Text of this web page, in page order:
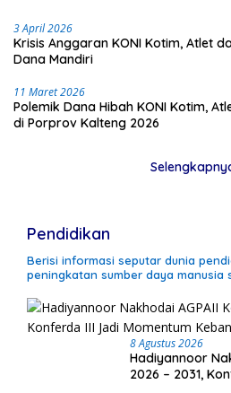
3 April 2026
Krisis Anggaran KONI Kotim, Atlet
Dana Mandiri
11 Maret 2026
Polemik Dana Hibah KONI Kotim,
di Porprov Kalteng 2026
Pendidikan
Berisi informasi seputar dunia
peningkatan sumber daya manusia
8 Agustus 2026
Hadiyannoor
2026 – 2031,